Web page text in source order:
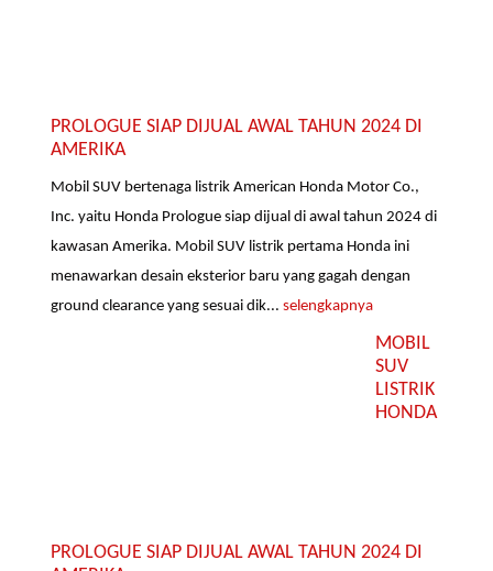
PROLOGUE SIAP DIJUAL AWAL TAHUN 2024 DI
AMERIKA
Mobil SUV bertenaga listrik American Honda Motor Co.,
Inc. yaitu Honda Prologue siap dijual di awal tahun 2024 di
kawasan Amerika. Mobil SUV listrik pertama Honda ini
menawarkan desain eksterior baru yang gagah dengan
ground clearance yang sesuai dik...selengkapnya
MOBIL
SUV
LISTRIK
HONDA
PROLOGUE SIAP DIJUAL AWAL TAHUN 2024 DI